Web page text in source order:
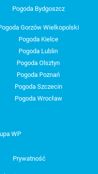
Pogoda Bydgoszcz
Gorzów Wielkopolski
Pogoda Kielce
Pogoda Lublin
Pogoda Olsztyn
Pogoda Poznań
Pogoda Szczecin
Pogoda Wrocław
WP
Prywatność